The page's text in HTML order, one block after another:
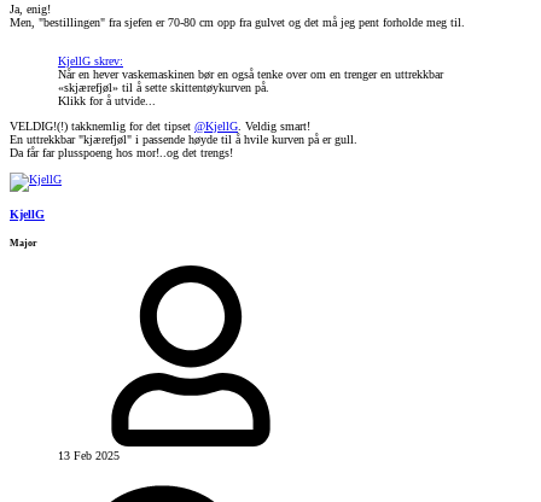
Ja, enig!
Men, "bestillingen" fra sjefen er 70-80 cm opp fra gulvet og det må jeg pent forholde meg til.
KjellG skrev:
Når en hever vaskemaskinen bør en også tenke over om en trenger en uttrekkbar
«skjærefjøl» til å sette skittentøykurven på.
Klikk for å utvide...
VELDIG!(!) takknemlig for det tipset @KjellG . Veldig smart!
En uttrekkbar "kjærefjøl" i passende høyde til å hvile kurven på er gull.
Da får far plusspoeng hos mor!..og det trengs!
KjellG
Major
13 Feb 2025